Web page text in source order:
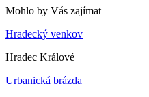
Mohlo by Vás zajímat
Hradecký venkov
Hradec Králové
Urbanická brázda